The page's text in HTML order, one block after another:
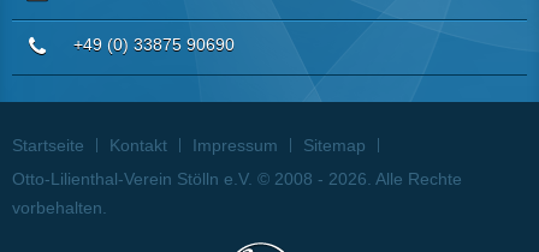
+49 (0) 33875 90690
Startseite Kontakt Impressum
Sitemap
Otto-Lilienthal-Verein Stölln e.V. © 2008 - 2026. Alle Rechte
vorbehalten.